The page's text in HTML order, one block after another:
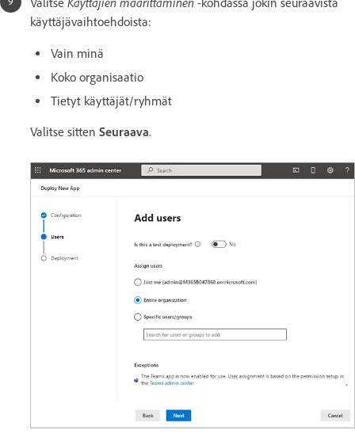
käyttäjävaihtoehdoista:
Vain minä
Koko organisaatio
Tietyt käyttäjät/ryhmät
Valitse sitten Seuraava.